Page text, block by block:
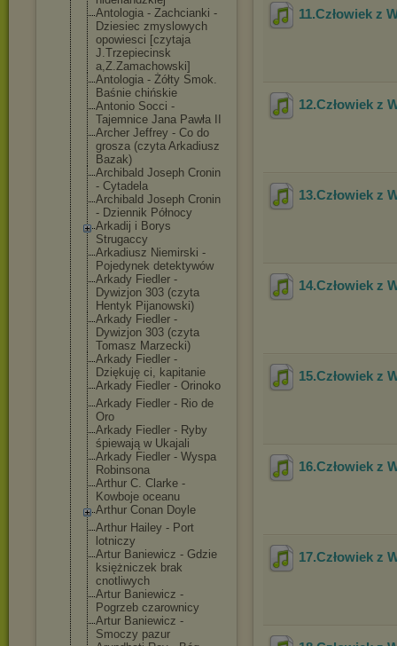
Antologia - Zachcianki -
Dziesiec zmyslowych
opowiesci [czytaja
J.Trzepiecinsk
a,Z.Zamachowski]
Antologia - Żółty Smok.
Baśnie chińskie
Antonio Socci -
Tajemnice Jana Pawła II
Archer Jeffrey - Co do
grosza (czyta Arkadiusz
Bazak)
Archibald Joseph Cronin
- Cytadela
Archibald Joseph Cronin
- Dziennik Północy
Arkadij i Borys
Strugaccy
Arkadiusz Niemirski -
Pojedynek detektywów
Arkady Fiedler -
Dywizjon 303 (czyta
Hentyk Pijanowski)
Arkady Fiedler -
Dywizjon 303 (czyta
Tomasz Marzecki)
Arkady Fiedler -
Dziękuję ci, kapitanie
Arkady Fiedler - Orinoko
Arkady Fiedler - Rio de
Oro
Arkady Fiedler - Ryby
śpiewają w Ukajali
Arkady Fiedler - Wyspa
Robinsona
Arthur C. Clarke -
Kowboje oceanu
Arthur Conan Doyle
Arthur Hailey - Port
lotniczy
Artur Baniewicz - Gdzie
księżniczek brak
cnotliwych
Artur Baniewicz -
Pogrzeb czarownicy
Artur Baniewicz -
Smoczy pazur
11.Człowiek z
12.Człowiek z
13.Człowiek z
14.Człowiek z
15.Człowiek z
16.Człowiek z
17.Człowiek z